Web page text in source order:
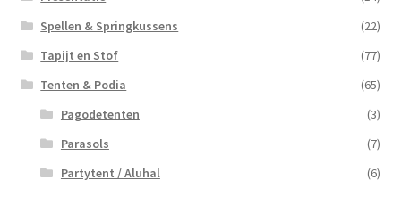
Spellen & Springkussens
(22)
Tapijt en Stof
(77)
Tenten & Podia
(65)
Pagodetenten
(3)
Parasols
(7)
Partytent / Aluhal
(6)